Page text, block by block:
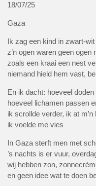
18/07/25
Gaza
Ik zag een kind in zwart-wit
z’n ogen waren geen
zoals een kraai een nest
niemand hield hem vast,
En ik dacht: hoeveel
hoeveel lichamen passen
ik scrollde verder, ik at m’n
ik voelde me vies
In Gaza sterft men met
’s nachts is er vuur,
wij hebben zon,
en geen idee wat te doen